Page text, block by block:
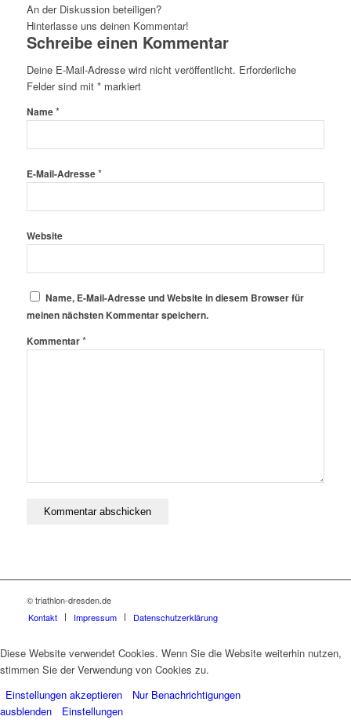
An der Diskussion beteiligen?
Hinterlasse uns deinen Kommentar!
Schreibe einen Kommentar
Deine E-Mail-Adresse wird nicht veröffentlicht. Erforderliche
Felder sind mit *markiert
Name*
E-Mail-Adresse*
Website
Name, E-Mail-Adresse und Website in diesem Browser für
meinen nächsten Kommentar speichern.
Kommentar*
© triathlon-dresden.de
Kontakt
Impressum Datenschutzerklärung
Diese Website verwendet Cookies. Wenn Sie die Website weiterhin nutzen,
stimmen Sie der Verwendung von Cookies zu.
Einstellungen akzeptieren
Nur Benachrichtigungen
ausblenden
Einstellungen